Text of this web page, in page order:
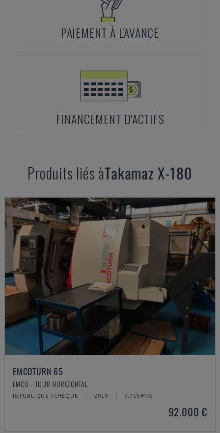
PAIEMENT À L'AVANCE
FINANCEMENT D'ACTIFS
Produits liés àTakamaz X-180
EMCOTURN 65
EMCO - TOUR HORIZONTAL
RÉPUBLIQUE TCHÈQUE 2019 3.716 HRS
92.000 €